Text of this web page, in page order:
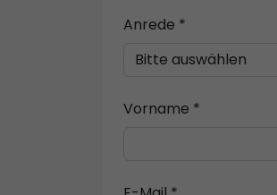
Anrede *
Vorname *